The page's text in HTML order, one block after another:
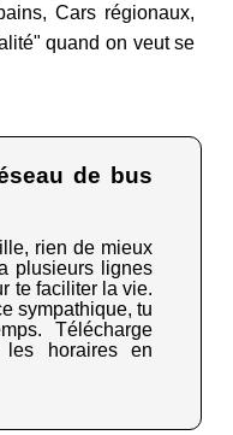
Cars régionaux,
quand on veut se
de bus
rien de mieux
plusieurs lignes
te faciliter la vie.
sympathique, tu
Télécharge
horaires en